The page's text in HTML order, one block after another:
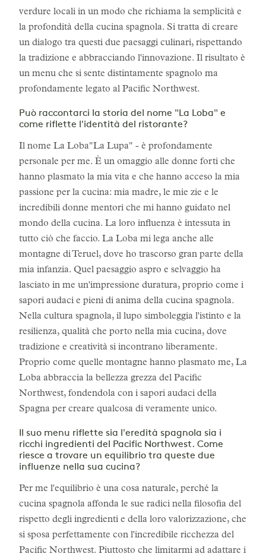
verdure locali in un modo che richiama la semplicità e
la profondità della cucina spagnola. Si tratta di creare
un dialogo tra questi due paesaggi culinari, rispettando
la tradizione e abbracciando l'innovazione. Il risultato è
un menu che si sente distintamente spagnolo ma
profondamente legato al Pacific Northwest.
Può raccontarci la storia del nome "La Loba" e
come riflette l'identità del ristorante?
Il nome La Loba"La Lupa" - è profondamente
personale per me. È un omaggio alle donne forti che
hanno plasmato la mia vita e che hanno acceso la mia
passione per la cucina: mia madre, le mie zie e le
incredibili donne mentori che mi hanno guidato nel
mondo della cucina. La loro influenza è intessuta in
tutto ciò che faccio. La Loba mi lega anche alle
montagne di Teruel, dove ho trascorso gran parte della
mia infanzia. Quel paesaggio aspro e selvaggio ha
lasciato in me un'impressione duratura, proprio come i
sapori audaci e pieni di anima della cucina spagnola.
Nella cultura spagnola, il lupo simboleggia l'istinto e la
resilienza, qualità che porto nella mia cucina, dove
tradizione e creatività si incontrano liberamente.
Proprio come quelle montagne hanno plasmato me, La
Loba abbraccia la bellezza grezza del Pacific
Northwest, fondendola con i sapori audaci della
Spagna per creare qualcosa di veramente unico.
Il suo menu riflette sia l'eredità spagnola sia i
ricchi ingredienti del Pacific Northwest. Come
riesce a trovare un equilibrio tra queste due
influenze nella sua cucina?
Per me l'equilibrio è una cosa naturale, perché la
cucina spagnola affonda le sue radici nella filosofia del
rispetto degli ingredienti e della loro valorizzazione, che
si sposa perfettamente con l'incredibile ricchezza del
Pacific Northwest. Piuttosto che limitarmi ad adattare i